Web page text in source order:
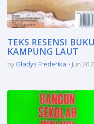
TEKS RESENSI
KAMPUNG LAUT
by Gladys Frederika Jun 20